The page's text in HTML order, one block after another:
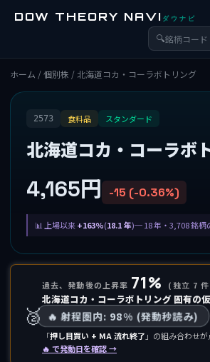
DOW THEORY NAVI ダウナビ
🔍
ホーム /個別株 / 北海道コカ・コーラボトリング
2573 食料品 スタンダード
北海道コカ・コーラボ
4,165円 -15 (-0.36%)
上場以来+163%(18.1 年)─ 18 年・3,708 銘柄
🥈
過去、発動後の上昇率 71% (独立 7
北海道コカ・コーラボトリング 固有の
🔥 射程圏内: 98% (発動秒読み)
「押し目買い + MA 流れ終了 」の組み合わせ
🔥 で発動日を確認 →